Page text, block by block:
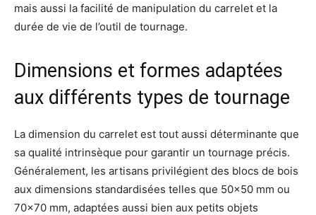
mais aussi la facilité de manipulation du carrelet et la
durée de vie de l’outil de tournage.
Dimensions et formes adaptées
aux différents types de tournage
La dimension du carrelet est tout aussi déterminante que
sa qualité intrinsèque pour garantir un tournage précis.
Généralement, les artisans privilégient des blocs de bois
aux dimensions standardisées telles que 50×50 mm ou
70×70 mm, adaptées aussi bien aux petits objets